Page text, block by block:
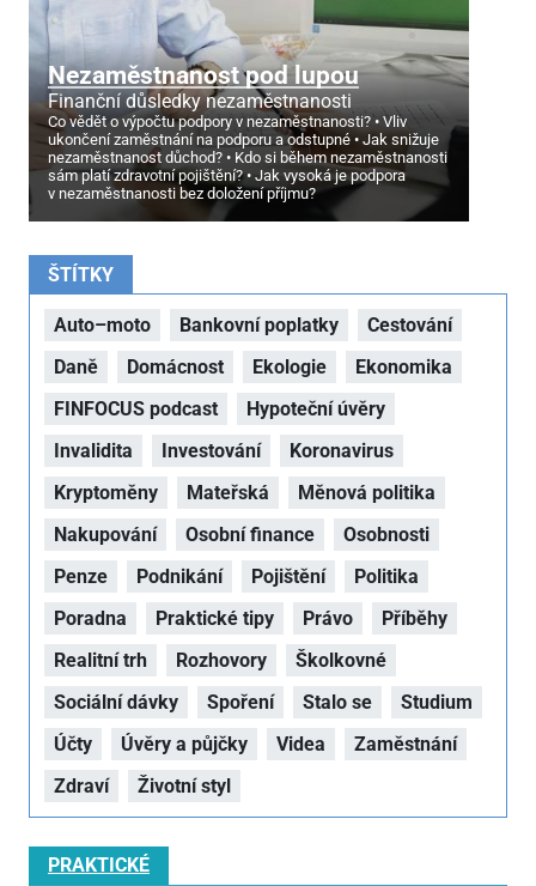
Nezaměstnanost pod lupou
Finanční důsledky nezaměstnanosti
Co vědět o výpočtu podpory v nezaměstnanosti?
Vliv
ukončení zaměstnání na podporu a odstupné
Jak snižuje
nezaměstnanost důchod?
Kdo si během nezaměstnanosti
sám platí zdravotní pojištění?
Jak vysoká je podpora
v nezaměstnanosti bez doložení příjmu?
ŠTÍTKY
Auto–moto Bankovní poplatky
Cestování
Daně
Domácnost Ekologie
Ekonomika
FINFOCUS podcast
Hypoteční úvěry
Invalidita
Investování
Koronavirus
Kryptoměny
Mateřská
Měnová politika
Nakupování
Osobní finance
Osobnosti
Penze
Podnikání Pojištění
Politika
Poradna
Praktické tipy Právo
Příběhy
Realitní trh
Rozhovory
Školkovné
Sociální dávky
Spoření Stalo se
Studium
Účty
Úvěry a půjčky Videa
Zaměstnání
Zdraví
Životní styl
PRAKTICKÉ